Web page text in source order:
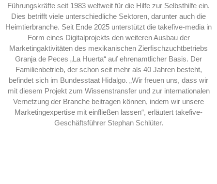
Führungskräfte seit 1983 weltweit für die Hilfe zur Selbsthilfe ein.
Dies betrifft viele unterschiedliche Sektoren, darunter auch die
Heimtierbranche. Seit Ende 2025 unterstützt die takefive-media in
Form eines Digitalprojekts den weiteren Ausbau der
Marketingaktivitäten des mexikanischen Zierfischzuchtbetriebs
Granja de Peces „La Huerta“ auf ehrenamtlicher Basis. Der
Familienbetrieb, der schon seit mehr als 40 Jahren besteht,
befindet sich im Bundesstaat Hidalgo. „Wir freuen uns, dass wir
mit diesem Projekt zum Wissenstransfer und zur internationalen
Vernetzung der Branche beitragen können, indem wir unsere
Marketingexpertise mit einfließen lassen“, erläutert takefive-
Geschäftsführer Stephan Schlüter.